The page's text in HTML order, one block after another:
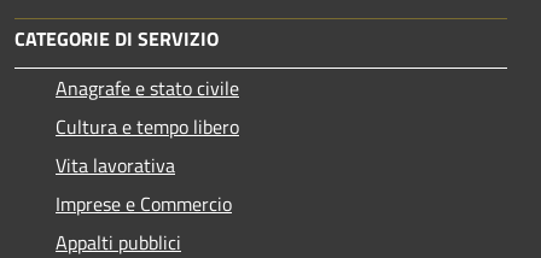
CATEGORIE DI SERVIZIO
Anagrafe e stato civile
Cultura e tempo libero
Vita lavorativa
Imprese e Commercio
Appalti pubblici